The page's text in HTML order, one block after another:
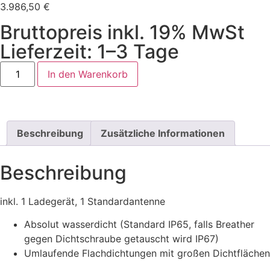
3.986,50 €
Bruttopreis inkl. 19% MwSt
Lieferzeit: 1–3 Tage
In den Warenkorb
Beschreibung Zusätzliche Informationen
Beschreibung
inkl. 1 Ladegerät, 1 Standardantenne
Absolut wasserdicht (Standard IP65, falls Breather
gegen Dichtschraube getauscht wird IP67)
Umlaufende Flachdichtungen mit großen Dichtflächen